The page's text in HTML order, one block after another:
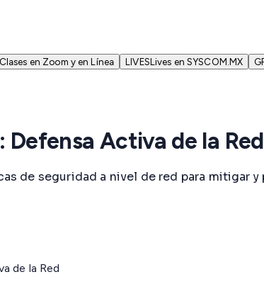
en Zoom y en Línea LIVESLives en SYSCOM.MX
Activa de la Red
seguridad a nivel de red para mitigar y
de la Red